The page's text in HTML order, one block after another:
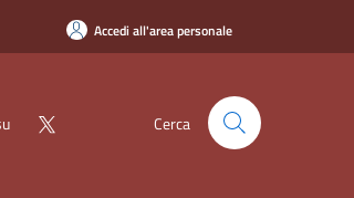
Accedi all'area personale
Cerca